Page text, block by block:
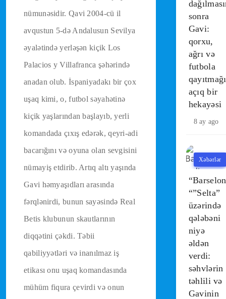
nümunəsidir. Qavi 2004-cü il
avqustun 5-də Andalusun Sevilya
əyalətində yerləşən kiçik Los
Palacios y Villafranca şəhərində
anadan olub. İspaniyadakı bir çox
uşaq kimi, o, futbol səyahətinə
kiçik yaşlarından başlayıb, yerli
komandada çıxış edərək, qeyri-adi
bacarığını və oyuna olan sevgisini
nümayiş etdirib. Artıq altı yaşında
Gavi həmyaşıdları arasında
fərqlənirdi, bunun sayəsində Real
Betis klubunun skautlarının
diqqətini çəkdi. Təbii
qabiliyyətləri və inanılmaz iş
etikası onu uşaq komandasında
mühüm fiqura çevirdi və onun
sonra
Gavi:
qorxu,
ağrı və
futbola
açıq bir
hekayəsi
8 ay ago
Xəbərlər
“”Selta”
üzərində
qələbəni
niyə
əldən
verdi:
səhvlərin
təhlili və
Gavinin